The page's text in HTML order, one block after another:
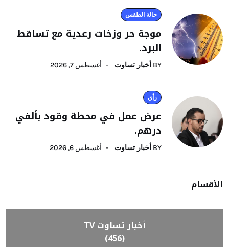
حالة الطقس
موجة حر وزخات رعدية مع تساقط
البرد.
BY أخبار تساوت أغسطس 7, 2026
رأي
عرض عمل في محطة وقود بألفي
درهم.
BY أخبار تساوت أغسطس 6, 2026
الأقسام
أخبار تساوت TV
(456)